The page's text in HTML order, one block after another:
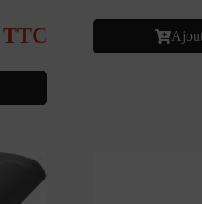
TTC